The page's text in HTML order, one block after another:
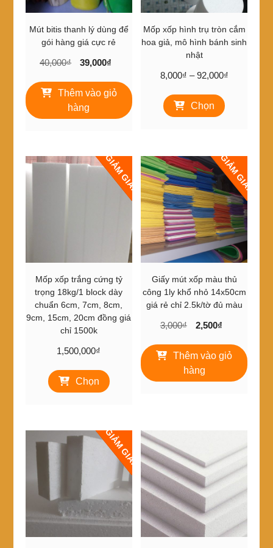
Mút bitis thanh lý dùng để
gói hàng giá cực rẻ
40,000₫
Giá
là:
40,000₫.
39,000₫
tại
39,000₫.
Thêm vào giỏ
hàng
Mốp xốp hình trụ tròn cắm
hoa giả, mô hình bánh sinh
nhật
8,000₫ – 92,000₫Khoảng
Chọn
phẩm
biến
thể.
Các
tùy
chọn
có
thể
được
chọn
trang
sản
phẩm
GIẢM GIÁ!
Mốp xốp trắng cứng tỷ
trọng 18kg/1 block dày
chuẩn 6cm, 7cm, 8cm,
9cm, 15cm, 20cm đồng giá
chỉ 1500k
1,500,000₫
Chọn
phẩm
biến
thể.
Các
chọn
có
thể
được
chọn
GIẢM GIÁ!
Giấy mút xốp màu thủ
công 1ly khổ nhỏ 14x50cm
giá rẻ chỉ 2.5k/tờ đủ màu
3,000₫
Giá
là:
3,000₫.
2,500₫
tại
2,500₫.
Thêm vào giỏ
hàng
GIẢM GIÁ!